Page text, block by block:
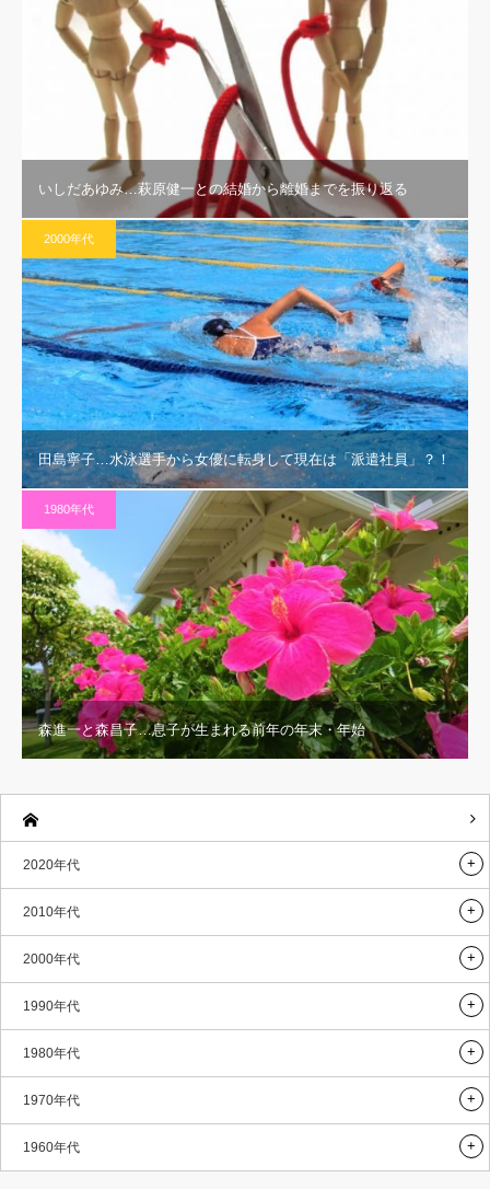
いしだあゆみ…萩原健一との結婚から離婚までを振り返る
2000年代
田島寧子…水泳選手から女優に転身して現在は「派遣社員」？！
1980年代
森進一と森昌子…息子が生まれる前年の年末・年始
2020年代
2010年代
2000年代
1990年代
1980年代
1970年代
1960年代